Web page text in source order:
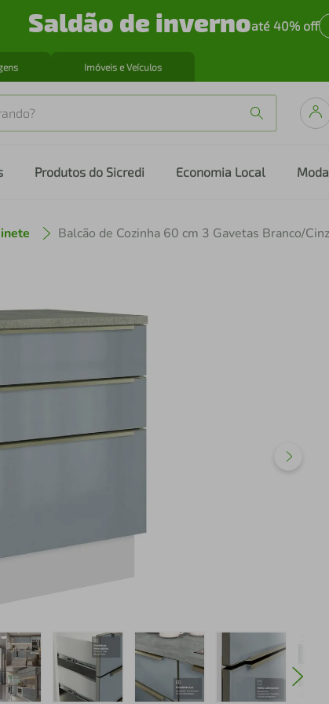
Saldão de invernoaté 40% off
Imóveis e Veículos
Produtos do Sicredi Economia Local Moda